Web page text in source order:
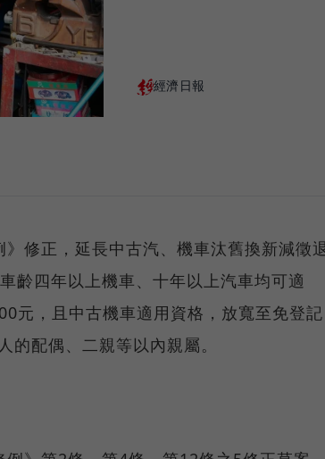
經濟日報
修正，延長中古汽、機車汰舊換新減徵
齡四年以上機車、十年以上汽車均可適
元，且中古機車適用資格，放寬至免登記
配偶、二親等以內親屬。